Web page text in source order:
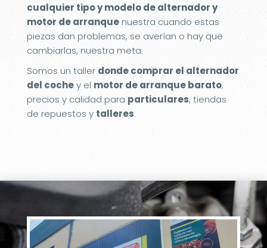
cualquier tipo y modelo de alternador y
motor de arranquenuestra cuando estas
piezas dan problemas, se averían o hay que
cambiarlas, nuestra meta.
Somos un taller donde comprar el alternador
del cochey el motor de arranque barato;
precios y calidad para particulares, tiendas
de repuestos y talleres.